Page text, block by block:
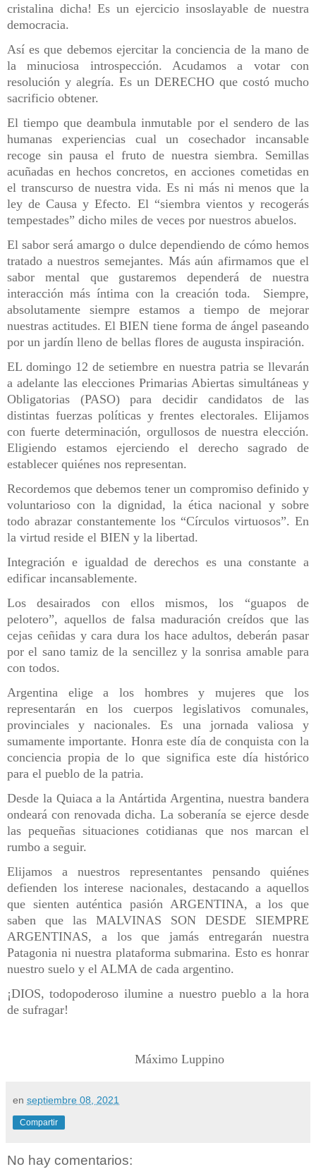
cristalina dicha! Es un ejercicio insoslayable de nuestra
democracia.
Así es que debemos ejercitar la conciencia de la mano de
la minuciosa introspección. Acudamos a votar con
resolución y alegría. Es un DERECHO que costó mucho
sacrificio obtener.
El tiempo que deambula inmutable por el sendero de las
humanas experiencias cual un cosechador incansable
recoge sin pausa el fruto de nuestra siembra. Semillas
acuñadas en hechos concretos, en acciones cometidas en
el transcurso de nuestra vida. Es ni más ni menos que la
ley de Causa y Efecto. El “siembra vientos y recogerás
tempestades” dicho miles de veces por nuestros abuelos.
El sabor será amargo o dulce dependiendo de cómo hemos
tratado a nuestros semejantes. Más aún afirmamos que el
sabor mental que gustaremos dependerá de nuestra
interacción más íntima con la creación toda. Siempre,
absolutamente siempre estamos a tiempo de mejorar
nuestras actitudes. El BIEN tiene forma de ángel paseando
por un jardín lleno de bellas flores de augusta inspiración.
EL domingo 12 de setiembre en nuestra patria se llevarán
a adelante las elecciones Primarias Abiertas simultáneas y
Obligatorias (PASO) para decidir candidatos de las
distintas fuerzas políticas y frentes electorales. Elijamos
con fuerte determinación, orgullosos de nuestra elección.
Eligiendo estamos ejerciendo el derecho sagrado de
establecer quiénes nos representan.
Recordemos que debemos tener un compromiso definido y
voluntarioso con la dignidad, la ética nacional y sobre
todo abrazar constantemente los “Círculos virtuosos”. En
la virtud reside el BIEN y la libertad.
Integración e igualdad de derechos es una constante a
edificar incansablemente.
Los desairados con ellos mismos, los “guapos de
pelotero”, aquellos de falsa maduración creídos que las
cejas ceñidas y cara dura los hace adultos, deberán pasar
por el sano tamiz de la sencillez y la sonrisa amable para
con todos.
Argentina elige a los hombres y mujeres que los
representarán en los cuerpos legislativos comunales,
provinciales y nacionales. Es una jornada valiosa y
sumamente importante. Honra este día de conquista con la
conciencia propia de lo que significa este día histórico
para el pueblo de la patria.
Desde la Quiaca a la Antártida Argentina, nuestra bandera
ondeará con renovada dicha. La soberanía se ejerce desde
las pequeñas situaciones cotidianas que nos marcan el
rumbo a seguir.
Elijamos a nuestros representantes pensando quiénes
defienden los interese nacionales, destacando a aquellos
que sienten auténtica pasión ARGENTINA, a los que
saben que las MALVINAS SON DESDE SIEMPRE
ARGENTINAS, a los que jamás entregarán nuestra
Patagonia ni nuestra plataforma submarina. Esto es honrar
nuestro suelo y el ALMA de cada argentino.
¡DIOS, todopoderoso ilumine a nuestro pueblo a la hora
de sufragar!
Máximo Luppino
en septiembre 08, 2021
Compartir
No hay comentarios: